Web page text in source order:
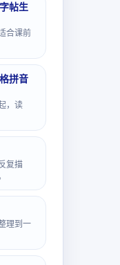
帖生
合课前
拼音
，读
复描
理到一